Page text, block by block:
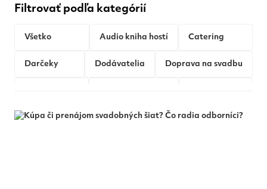
Filtrovať podľa kategórií
Všetko Audio kniha hostí Catering
Darčeky Dodávatelia Doprava na svadbu
Miesto na svadbu Nové trendy O nás